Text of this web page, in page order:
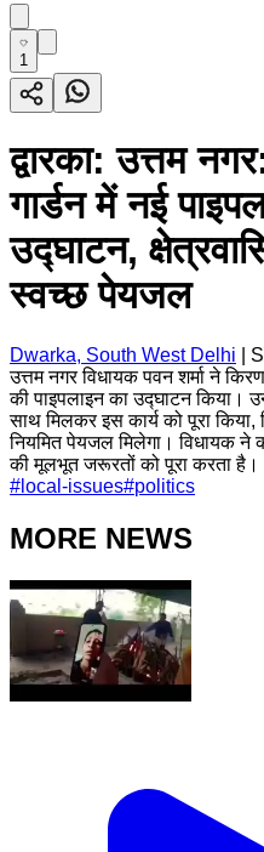
1
द्वारका: उत्तम
गार्डन में नई
उद्घाटन,
स्वच्छ पेयजल
Dwarka, South West Delhi
उत्तम नगर विधायक पवन शर्मा ने
की पाइपलाइन का उद्घाटन किया।
साथ मिलकर इस कार्य को पूरा
नियमित पेयजल मिलेगा। विधायक ने
की मूलभूत जरूरतों को पूरा करता है।
# local-issues#politics
MORE NEWS